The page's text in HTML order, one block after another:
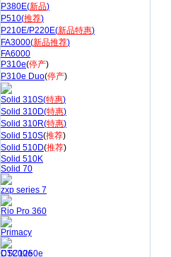
P380E(新品)
P510(推荐)
P210E/P220E(新品特惠)
FA3000(新品推荐)
FA6000
P310e(停产)
P310e Duo(停产)
Solid 310S(特惠)
Solid 310D(特惠)
Solid 310R(特惠)
Solid 510S(推荐)
Solid 510D(推荐)
Solid 510K
Solid 70
zxp series 7
Rio Pro 360
Primacy
CS200e
DTC1250e